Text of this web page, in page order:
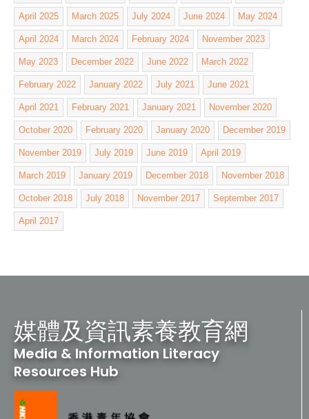
April 2025 March 2025 July 2024 June 2024 May 2024
April 2024 March 2024 February 2024 November 2023
May 2023 December 2022 June 2022 March 2022
February 2022 January 2022 July 2021 June 2021
April 2021 February 2021 January 2021 November 2020
October 2020 February 2020 January 2020 December 2019
November 2019 July 2019 June 2019 April 2019
March 2019 January 2019 December 2018 November 2018
October 2018 July 2018 November 2017 September 2017
April 2017
媒體及資訊素養教育網
Media & Information Literacy
Resources Hub